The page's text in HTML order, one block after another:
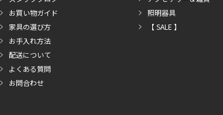
お買い物ガイド
家具の選び方
お手入れ方法
配送について
よくある質問
お問合わせ
照明器具
【 SALE 】